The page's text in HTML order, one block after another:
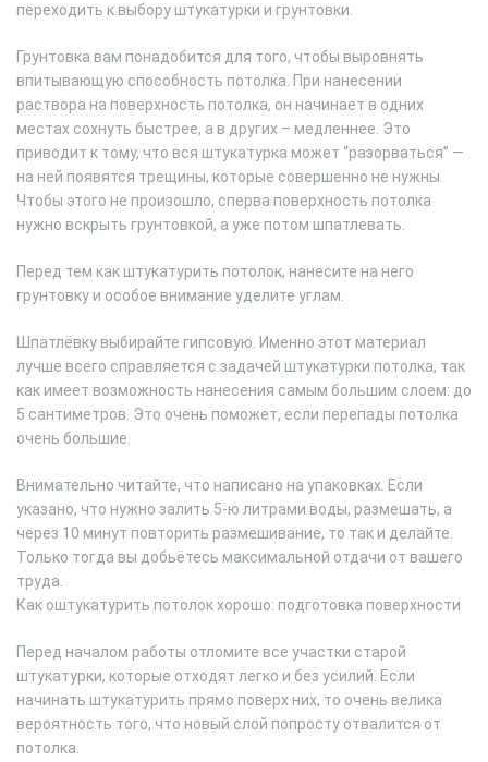
переходить к выбору штукатурки и грунтовки.
Грунтовка вам понадобится для того, чтобы выровнять
впитывающую способность потолка. При нанесении
раствора на поверхность потолка, он начинает в одних
местах сохнуть быстрее, а в других – медленнее. Это
приводит к тому, что вся штукатурка может “разорваться” —
на ней появятся трещины, которые совершенно не нужны.
Чтобы этого не произошло, сперва поверхность потолка
нужно вскрыть грунтовкой, а уже потом шпатлевать.
Перед тем как штукатурить потолок, нанесите на него
грунтовку и особое внимание уделите углам.
Шпатлёвку выбирайте гипсовую. Именно этот материал
лучше всего справляется с задачей штукатурки потолка, так
как имеет возможность нанесения самым большим слоем: до
5 сантиметров. Это очень поможет, если перепады потолка
очень большие.
Внимательно читайте, что написано на упаковках. Если
указано, что нужно залить 5-ю литрами воды, размешать, а
через 10 минут повторить размешивание, то так и делайте.
Только тогда вы добьётесь максимальной отдачи от вашего
труда.
Как оштукатурить потолок хорошо: подготовка поверхности
Перед началом работы отломите все участки старой
штукатурки, которые отходят легко и без усилий. Если
начинать штукатурить прямо поверх них, то очень велика
вероятность того, что новый слой попросту отвалится от
потолка.